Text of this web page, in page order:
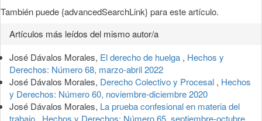
También puede {advancedSearchLink} para este artículo.
Artículos más leídos del mismo autor/a
José Dávalos Morales, El derecho de huelga , Hechos y
Derechos: Número 68, marzo-abril 2022
José Dávalos Morales, Derecho Colectivo y Procesal , Hechos
y Derechos: Número 60, noviembre-diciembre 2020
José Dávalos Morales, La prueba confesional en materia del
trabajo , Hechos y Derechos: Número 65, septiembre-octubre